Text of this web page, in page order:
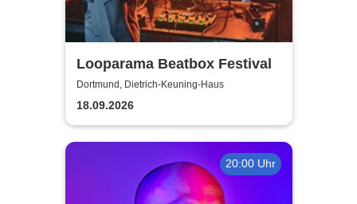
Looparama Beatbox Festival
Dortmund, Dietrich-Keuning-Haus
18.09.2026
20:00 Uhr